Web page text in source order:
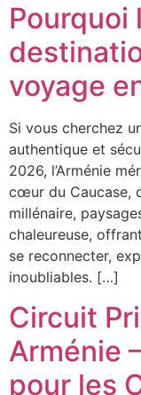
Pourquoi
voyage
Si vous cherchez
authentique et
2026, l’Arménie
cœur du Caucase,
millénaire,
chaleureuse,
se reconnecter,
inoubliables. […]
Circuit
Arménie
pour les